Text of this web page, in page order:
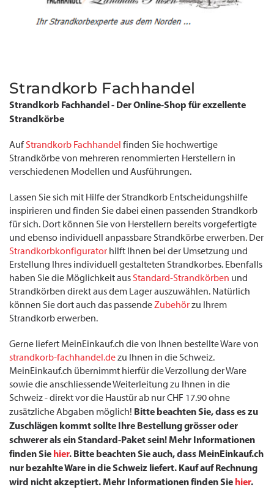
Strandkorb Fachhandel
Strandkorb Fachhandel - Der Online-Shop für exzellente
Strandkörbe
AufStrandkorb Fachhandel finden Sie hochwertige
Strandkörbe von mehreren renommierten Herstellern in
verschiedenen Modellen und Ausführungen.
Lassen Sie sich mit Hilfe der Strandkorb Entscheidungshilfe
inspirieren und finden Sie dabei einen passenden Strandkorb
für sich. Dort können Sie von Herstellern bereits vorgefertigte
und ebenso individuell anpassbare Strandkörbe erwerben. Der
Strandkorbkonfigurator hilft Ihnen bei der Umsetzung und
Erstellung Ihres individuell gestalteten Strandkorbes. Ebenfalls
haben Sie die Möglichkeit ausStandard-Strandkörben und
Strandkörben direkt aus dem Lager auszuwählen. Natürlich
können Sie dort auch das passendeZubehörzu Ihrem
Strandkorb erwerben.
Gerne liefert MeinEinkauf.ch die von Ihnen bestellte Ware von
strandkorb-fachhandel.dezu Ihnen in die Schweiz.
MeinEinkauf.ch übernimmt hierfür die Verzollung der Ware
sowie die anschliessende Weiterleitung zu Ihnen in die
Schweiz - direkt vor die Haustür ab nur CHF 17.90 ohne
zusätzliche Abgaben möglich! Bitte beachten Sie, dass es zu
Zuschlägen kommt sollte Ihre Bestellung grösser oder
schwerer als ein Standard-Paket sein! Mehr Informationen
finden Sie hier. Bitte beachten Sie auch, dass MeinEinkauf.ch
nur bezahlte Ware in die Schweiz liefert. Kauf auf Rechnung
wird nicht akzeptiert. Mehr Informationen finden Sie hier.